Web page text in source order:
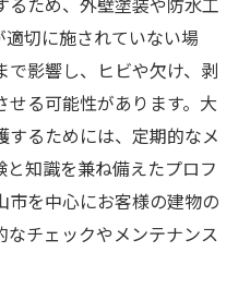
るため、外壁塗装や防水工
適切に施されていない場
影響し、ヒビや欠け、剥
る可能性があります。大
するためには、定期的なメ
と知識を兼ね備えたプロフ
市を中心にお客様の建物の
なチェックやメンテナンス